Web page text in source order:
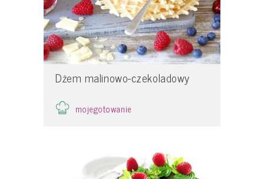
Dżem malinowo-czekoladowy
mojegotowanie